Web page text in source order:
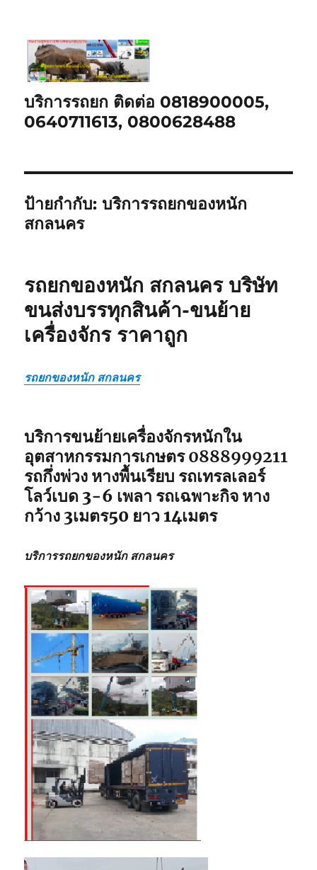
บริการรถยก ติดต่อ 0818900005,
0640711613, 0800628488
ป้ายกำกับ:บริการรถยกของหนัก
สกลนคร
รถยกของหนัก สกลนคร บริษัท
ขนส่งบรรทุกสินค้า-ขนย้าย
เครื่องจักร ราคาถูก
รถยกของหนัก สกลนคร
บริการขนย้ายเครื่องจักรหนักใน
อุตสาหกรรมการเกษตร 0888999211
รถกึ่งพ่วง หางพื้นเรียบ รถเทรลเลอร์
โลว์เบด 3-6 เพลา รถเฉพาะกิจ หาง
กว้าง 3เมตร50 ยาว 14เมตร
บริการรถยกของหนัก สกลนคร